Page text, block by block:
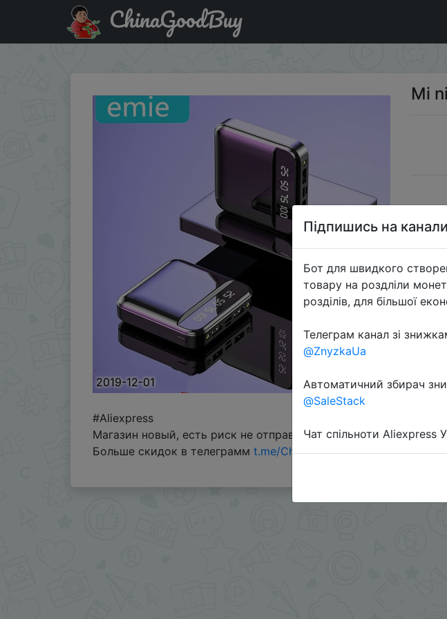
Придбати по знижці Mi ni power Bank, 30000 мА/ч
ChinaGoodBuy
2019-12-01
Mi
#Aliexpress
Магазин новый, есть риск не отправки, но и риск спора так
Больше скидок в телеграмм t.me/ChinaGoodBuy
Підпишись на
Бот для швидкого
товару на роздліли
розділів, для більшої
Телеграм канал зі
@ZnyzkaUa
Автоматичний збирач
@SaleStack
Чат спільноти Aliexpress